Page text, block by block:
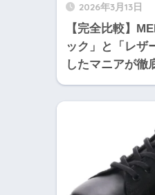
2026年3月13日
【完全比較】
ック」と「レザ
したマニアが徹